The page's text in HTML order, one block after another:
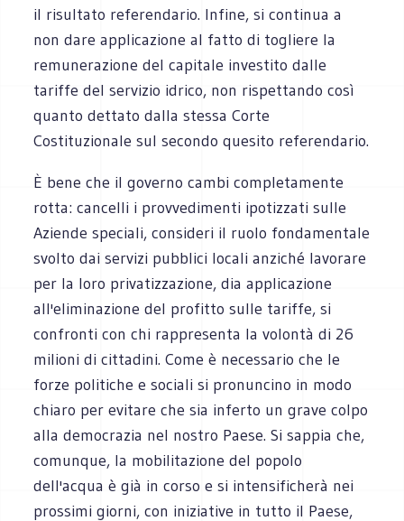
il risultato referendario. Infine, si continua a
non dare applicazione al fatto di togliere la
remunerazione del capitale investito dalle
tariffe del servizio idrico, non rispettando così
quanto dettato dalla stessa Corte
Costituzionale sul secondo quesito referendario.
È bene che il governo cambi completamente
rotta: cancelli i provvedimenti ipotizzati sulle
Aziende speciali, consideri il ruolo fondamentale
svolto dai servizi pubblici locali anziché lavorare
per la loro privatizzazione, dia applicazione
all'eliminazione del profitto sulle tariffe, si
confronti con chi rappresenta la volontà di 26
milioni di cittadini. Come è necessario che le
forze politiche e sociali si pronuncino in modo
chiaro per evitare che sia inferto un grave colpo
alla democrazia nel nostro Paese. Si sappia che,
comunque, la mobilitazione del popolo
dell'acqua è già in corso e si intensificherà nei
prossimi giorni, con iniziative in tutto il Paese,